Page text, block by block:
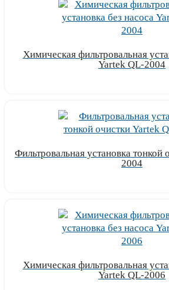
Химическая фильтровальная
Yartek QL-2004
Фильтровальная установка тонкой
2004
Химическая фильтровальная
Yartek QL-2006